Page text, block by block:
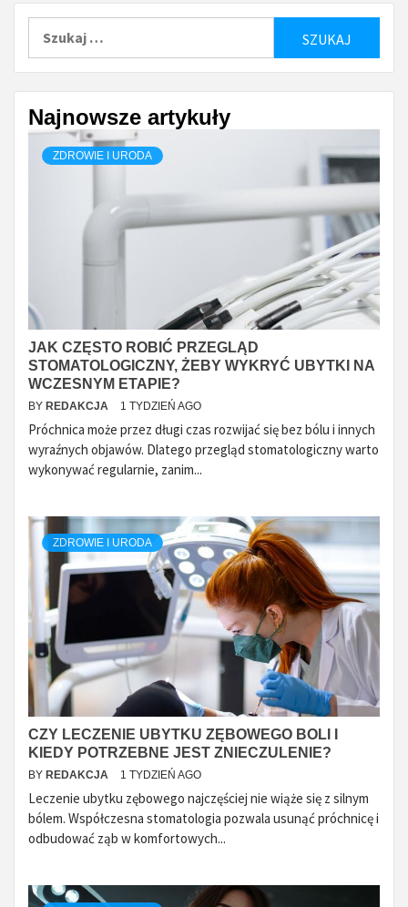
Najnowsze artykuły
ZDROWIE I URODA
JAK CZĘSTO ROBIĆ PRZEGLĄD
STOMATOLOGICZNY, ŻEBY WYKRYĆ UBYTKI NA
WCZESNYM ETAPIE?
BY REDAKCJA 1 TYDZIEŃ AGO
Próchnica może przez długi czas rozwijać się bez bólu i innych
wyraźnych objawów. Dlatego przegląd stomatologiczny warto
wykonywać regularnie, zanim...
ZDROWIE I URODA
CZY LECZENIE UBYTKU ZĘBOWEGO BOLI I
KIEDY POTRZEBNE JEST ZNIECZULENIE?
BY REDAKCJA 1 TYDZIEŃ AGO
Leczenie ubytku zębowego najczęściej nie wiąże się z silnym
bólem. Współczesna stomatologia pozwala usunąć próchnicę i
odbudować ząb w komfortowych...